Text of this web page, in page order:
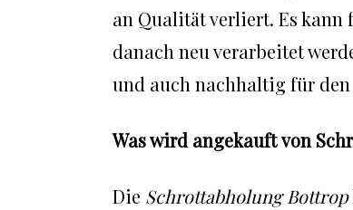
an Qualität verliert. Es kann
danach neu verarbeitet
und auch nachhaltig für
Was wird angekauft von
Die Schrottabholung Bottrop